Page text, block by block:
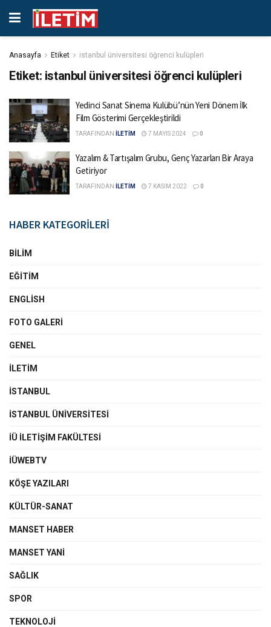
Anasayfa Etiket istanbul üniversitesi öğrenci kulüpleri
Etiket: istanbul üniversitesi öğrenci kulüpleri
Yedinci Sanat Sinema Kulübü’nün Yeni Dönem İlk
Film Gösterimi Gerçekleştirildi
TARAFINDAN İLETİM 7 MAYIS 2024 0
Yazalım & Tartışalım Grubu, Genç Yazarları Bir Araya
Getiriyor
TARAFINDAN İLETİM 7 KASIM 2022 0
HABER KATEGORİLERİ
BILIM
EĞITIM
ENGLISH
FOTO GALERI
GENEL
İLETIM
İSTANBUL
İSTANBUL ÜNIVERSITESI
İÜ İLETIŞIM FAKÜLTESI
İÜWEBTV
KÖŞE YAZILARI
KÜLTÜR-SANAT
MANSET HABER
MANSET YANI
SAĞLIK
SPOR
TEKNOLOJI